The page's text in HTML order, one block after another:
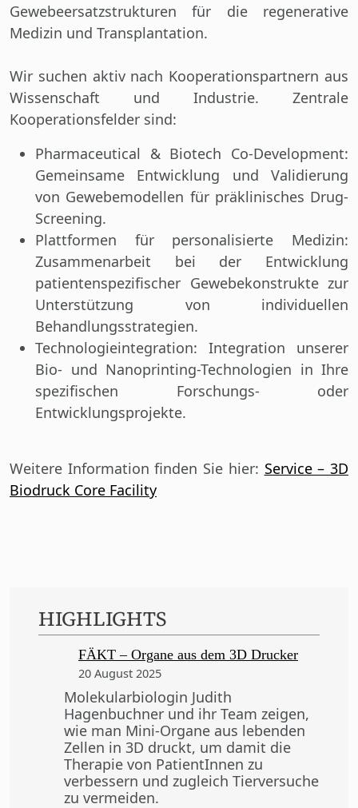
Gewebeersatzstrukturen für die regenerative
Medizin und Transplantation.
Wir suchen aktiv nach Kooperationspartnern aus
Wissenschaft und Industrie. Zentrale
Kooperationsfelder sind:
Pharmaceutical & Biotech Co-Development:
Gemeinsame Entwicklung und Validierung
von Gewebemodellen für präklinisches Drug-
Screening.
Plattformen für personalisierte Medizin:
Zusammenarbeit bei der Entwicklung
patientenspezifischer Gewebekonstrukte zur
Unterstützung von individuellen
Behandlungsstrategien.
Technologieintegration: Integration unserer
Bio- und Nanoprinting-Technologien in Ihre
spezifischen Forschungs- oder
Entwicklungsprojekte.
Weitere Information finden Sie hier: Service – 3D
Biodruck Core Facility
HIGHLIGHTS
FÄKT – Organe aus dem 3D Drucker
20 August 2025
Molekularbiologin Judith
Hagenbuchner und ihr Team zeigen,
wie man Mini-Organe aus lebenden
Zellen in 3D druckt, um damit die
Therapie von PatientInnen zu
verbessern und zugleich Tierversuche
zu vermeiden.